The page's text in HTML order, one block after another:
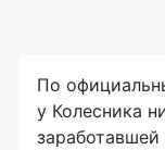
По
у Колесника